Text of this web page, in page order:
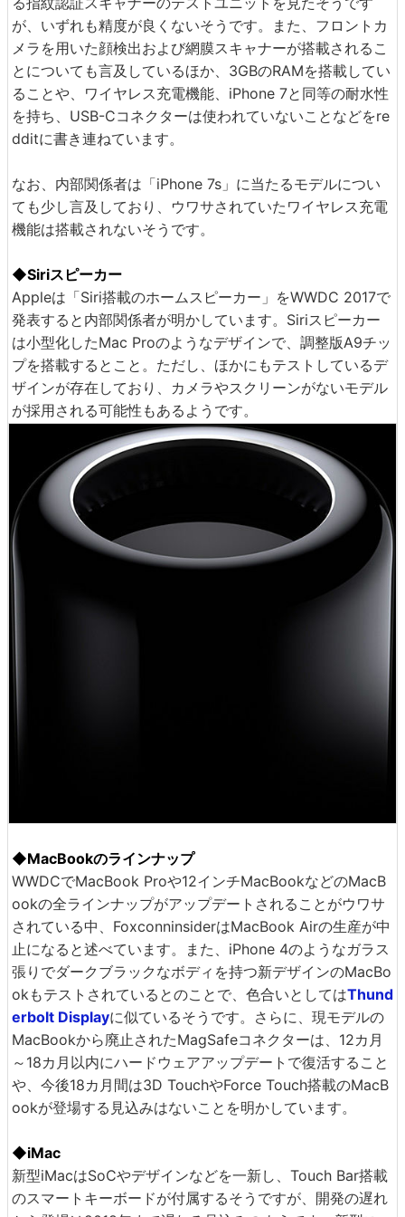
が、いずれも精度が良くないそうです。また、フロントカ
メラを用いた顔検出および網膜スキャナーが搭載されるこ
とについても言及しているほか、3GBのRAMを搭載してい
ることや、ワイヤレス充電機能、iPhone 7と同等の耐水性
を持ち、USB-Cコネクターは使われていないことなどをre
dditに書き連ねています。
なお、内部関係者は「iPhone 7s」に当たるモデルについ
ても少し言及しており、ウワサされていたワイヤレス充電
機能は搭載されないそうです。
◆Siriスピーカー
Appleは「Siri搭載のホームスピーカー」をWWDC 2017で
発表すると内部関係者が明かしています。Siriスピーカー
は小型化したMac Proのようなデザインで、調整版A9チッ
プを搭載するとこと。ただし、ほかにもテストしているデ
ザインが存在しており、カメラやスクリーンがないモデル
が採用される可能性もあるようです。
◆MacBookのラインナップ
WWDCでMacBook Proや12インチMacBookなどのMacB
ookの全ラインナップがアップデートされることがウワサ
されている中、FoxconninsiderはMacBook Airの生産が中
止になると述べています。また、iPhone 4のようなガラス
張りでダークブラックなボディを持つ新デザインのMacBo
okもテストされているとのことで、色合いとしてはThund
erbolt Displayに似ているそうです。さらに、現モデルの
MacBookから廃止されたMagSafeコネクターは、12カ月
～18カ月以内にハードウェアアップデートで復活すること
や、今後18カ月間は3D TouchやForce Touch搭載のMacB
ookが登場する見込みはないことを明かしています。
◆iMac
新型iMacはSoCやデザインなどを一新し、Touch Bar搭載
のスマートキーボードが付属するそうですが、開発の遅れ